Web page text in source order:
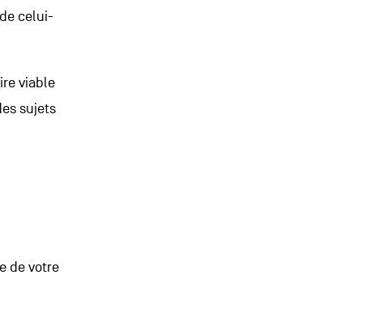
celui-
viable
sujets
de votre